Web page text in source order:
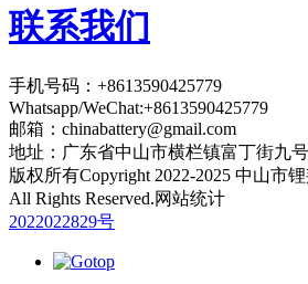
联系我们
手机号码：+8613590425779
Whatsapp/WeChat:+8613590425779
邮箱： chinabattery@gmail.com
地址：广东省中山市横栏镇富丁街九号
版权所有Copyright 2022-2025 中山市
All Rights Reserved.网站
2022022829号